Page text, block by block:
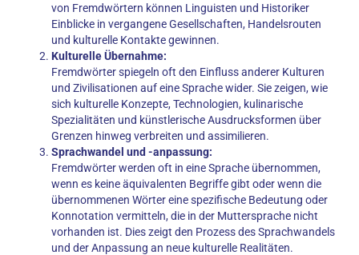
von Fremdwörtern können Linguisten und Historiker
Einblicke in vergangene Gesellschaften, Handelsrouten
und kulturelle Kontakte gewinnen.
Kulturelle Übernahme:
Fremdwörter spiegeln oft den Einfluss anderer Kulturen
und Zivilisationen auf eine Sprache wider. Sie zeigen, wie
sich kulturelle Konzepte, Technologien, kulinarische
Spezialitäten und künstlerische Ausdrucksformen über
Grenzen hinweg verbreiten und assimilieren.
Sprachwandel und -anpassung:
Fremdwörter werden oft in eine Sprache übernommen,
wenn es keine äquivalenten Begriffe gibt oder wenn die
übernommenen Wörter eine spezifische Bedeutung oder
Konnotation vermitteln, die in der Muttersprache nicht
vorhanden ist. Dies zeigt den Prozess des Sprachwandels
und der Anpassung an neue kulturelle Realitäten.